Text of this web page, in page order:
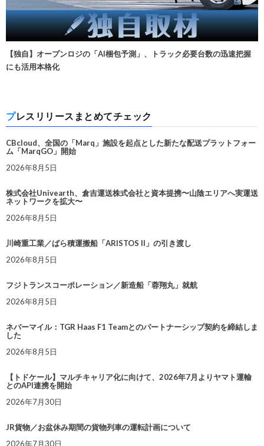
【独自】オープンロジの「AI梱包予測」、トラック必要台数の迅速把握
にも活用本格化
プレスリリースまとめてチェック
CBcloud、全国の「Marq」施設を起点とした新たな配送プラットフォー
ム「MarqGO」開始
2026年8月5日
株式会社Univearth、倉吉運送株式会社と資本提携〜山陰エリアへ実運送
ネットワークを拡大〜
2026年8月5日
川崎重工業／ばら積運搬船「ARISTOS II」の引き渡し
2026年8月5日
フジトランスコーポレーション／新造船「蓉翔丸」就航
2026年8月5日
ネバーマイル：TGR Haas F1 Teamとのパートナーシップ契約を締結しま
した
2026年8月5日
【トドケール】マルチキャリア化に向けて、2026年7月よりヤマト運輸
とのAPI連携を開始
2026年7月30日
JR貨物／お盆休み期間の貨物列車の運転計画について
2026年7月30日